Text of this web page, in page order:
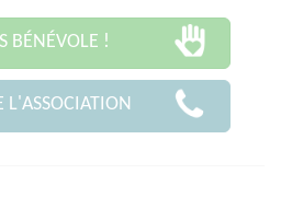
BÉNÉVOLE !
L'ASSOCIATION